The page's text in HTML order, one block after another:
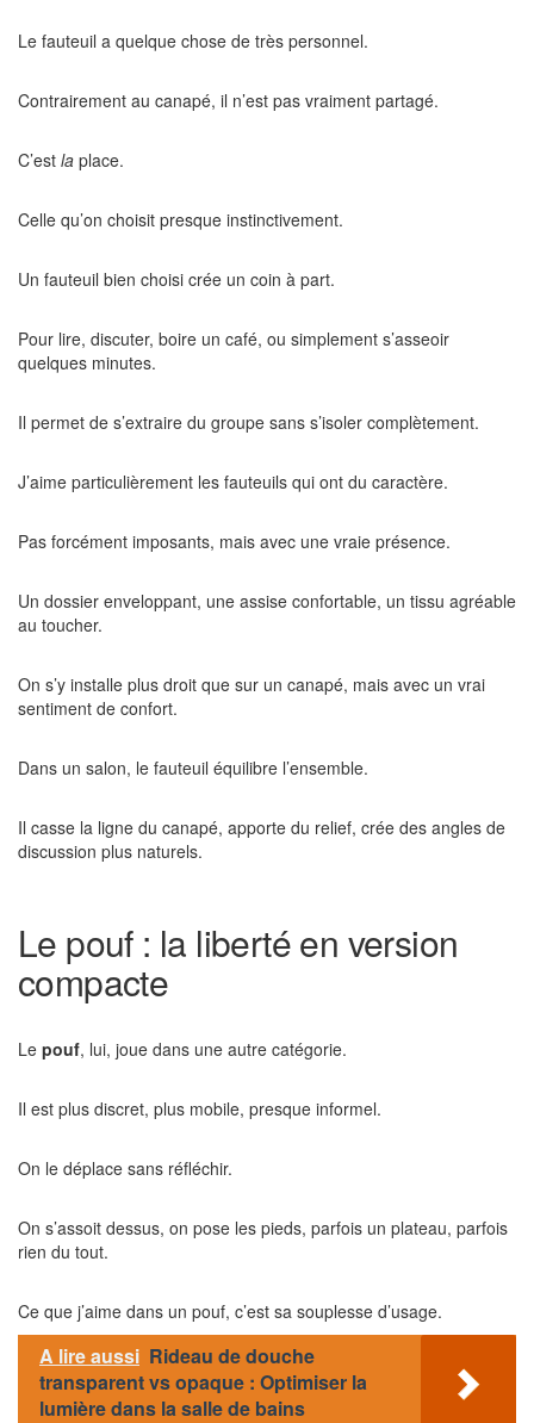
Le fauteuil a quelque chose de très personnel.
Contrairement au canapé, il n’est pas vraiment partagé.
C’est la place.
Celle qu’on choisit presque instinctivement.
Un fauteuil bien choisi crée un coin à part.
Pour lire, discuter, boire un café, ou simplement s’asseoir
quelques minutes.
Il permet de s’extraire du groupe sans s’isoler complètement.
J’aime particulièrement les fauteuils qui ont du caractère.
Pas forcément imposants, mais avec une vraie présence.
Un dossier enveloppant, une assise confortable, un tissu agréable
au toucher.
On s’y installe plus droit que sur un canapé, mais avec un vrai
sentiment de confort.
Dans un salon, le fauteuil équilibre l’ensemble.
Il casse la ligne du canapé, apporte du relief, crée des angles de
discussion plus naturels.
Le pouf : la liberté en version
compacte
Le pouf, lui, joue dans une autre catégorie.
Il est plus discret, plus mobile, presque informel.
On le déplace sans réfléchir.
On s’assoit dessus, on pose les pieds, parfois un plateau, parfois
rien du tout.
Ce que j’aime dans un pouf, c’est sa souplesse d’usage.
A lire aussi Rideau de douche
transparent vs opaque : Optimiser la
lumière dans la salle de bains